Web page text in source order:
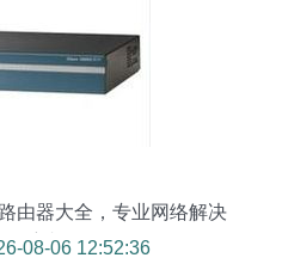
由器大全，专业网络解决
领航者
08-06 12:52:36